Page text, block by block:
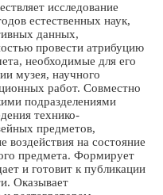
исследование
естественных наук,
данных,
провести атрибуцию
необходимые для его
музея, научного
работ. Совместно
подразделениями
технико-
предметов,
воздействия на состояние
предмета. Формирует
и готовит к публикации
Оказывает